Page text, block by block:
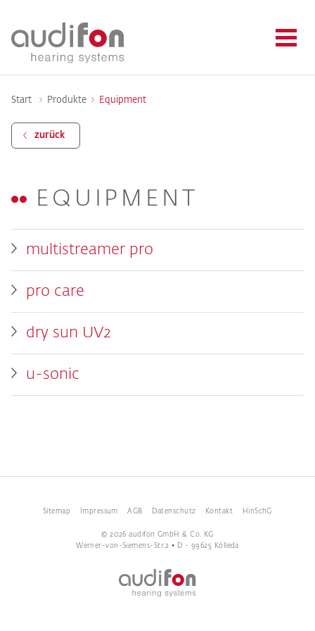
Start Produkte Equipment
zurück
EQUIPMENT
multistreamer pro
pro care
dry sun UV2
u-sonic
Sitemap Impressum AGB Datenschutz Kontakt HinSchG
© 2026 audifon GmbH & Co. KG
Werner-von-Siemens-Str.2 • D - 99625 Kölleda